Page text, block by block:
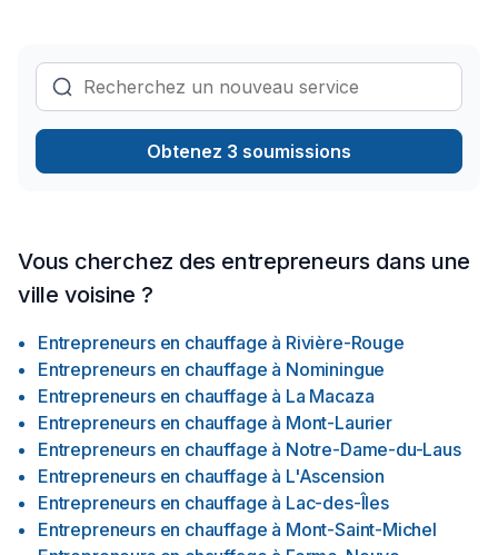
Obtenez 3 soumissions
Vous cherchez des entrepreneurs dans une
ville voisine ?
Entrepreneurs en chauffage à Rivière-Rouge
Entrepreneurs en chauffage à Nominingue
Entrepreneurs en chauffage à La Macaza
Entrepreneurs en chauffage à Mont-Laurier
Entrepreneurs en chauffage à Notre-Dame-du-Laus
Entrepreneurs en chauffage à L'Ascension
Entrepreneurs en chauffage à Lac-des-Îles
Entrepreneurs en chauffage à Mont-Saint-Michel